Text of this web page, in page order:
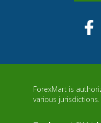
ForexMart is
various jurisdictions.